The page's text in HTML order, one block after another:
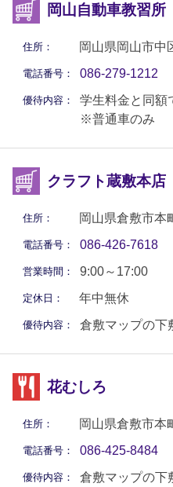
岡山自動車教習所
住所： 岡山県岡山市中
電話番号： 086-279-1212
優待内容：
学生料金と同額
※普通車のみ
クラフト蔵敷本店
住所： 岡山県倉敷市本
電話番号： 086-426-7618
営業時間： 9:00～17:00
定休日： 年中無休
優待内容： 倉敷マップの下
花むしろ
住所： 岡山県倉敷市本
電話番号： 086-425-8484
優待内容： 倉敷マップの下